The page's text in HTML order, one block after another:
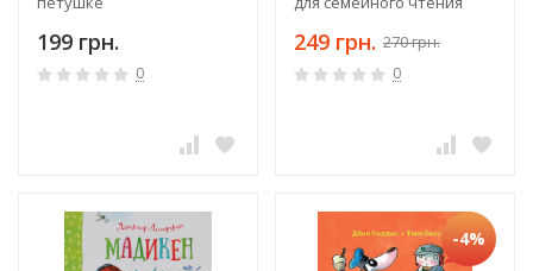
199 грн.
0
249 грн. 270 грн.
0
-4%